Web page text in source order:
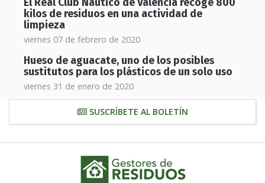
El Real Club Náutico de Valencia recoge 800
kilos de residuos en una actividad de
limpieza
viernes 07 de febrero de 2020
Hueso de aguacate, uno de los posibles
sustitutos para los plásticos de un solo uso
viernes 31 de enero de 2020
SUSCRÍBETE AL BOLETÍN